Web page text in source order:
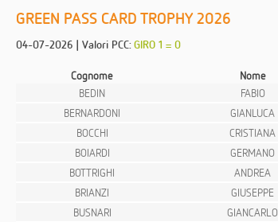
GREEN PASS CARD TROPHY 2026
04-07-2026 | Valori PCC:GIRO 1 = 0
Cognome Nome
BEDIN
FABIO
BERNARDONI
GIANLUCA
BOCCHI
CRISTIANA
BOIARDI
GERMANO
BOTTRIGHI
ANDREA
BRIANZI
GIUSEPPE
BUSNARI
GIANCARLO